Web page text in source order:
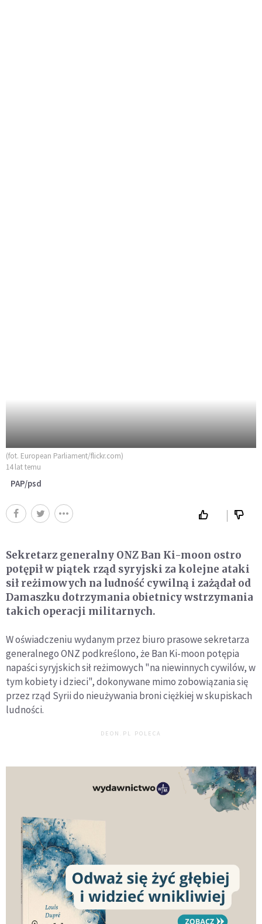
(fot. European Parliament/flickr.com)
14 lat temu
PAP/psd
Sekretarz generalny ONZ Ban Ki-moon ostro
potępił w piątek rząd syryjski za kolejne ataki
sił reżimowych na ludność cywilną i zażądał od
Damaszku dotrzymania obietnicy wstrzymania
takich operacji militarnych.
W oświadczeniu wydanym przez biuro prasowe sekretarza
generalnego ONZ podkreślono, że Ban Ki-moon potępia
napaści syryjskich sił reżimowych "na niewinnych cywilów, w
tym kobiety i dzieci", dokonywane mimo zobowiązania się
przez rząd Syrii do nieużywania broni ciężkiej w skupiskach
ludności.
DEON.PL POLECA